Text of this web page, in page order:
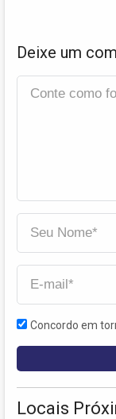
Deixe um
Concordo em
Locais